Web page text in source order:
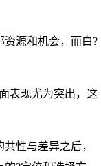
源和机会，而白?
表现尤为突出，这
性与差异之后，